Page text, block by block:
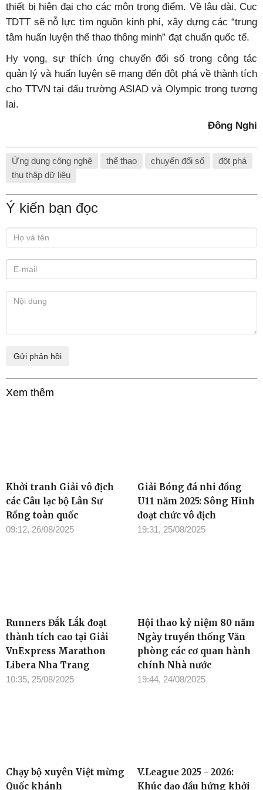
thiết bị hiện đại cho các môn trọng điểm. Về lâu dài, Cục
TDTT sẽ nỗ lực tìm nguồn kinh phí, xây dựng các “trung
tâm huấn luyện thể thao thông minh” đạt chuẩn quốc tế.
Hy vọng, sự thích ứng chuyển đổi số trong công tác
quản lý và huấn luyện sẽ mang đến đột phá về thành tích
cho TTVN tại đấu trường ASIAD và Olympic trong tương
lai.
Đông Nghi
Ứng dụng công nghệ thể thao chuyển đổi số
đột phá
thu thập dữ liệu
Ý kiến bạn đọc
Xem thêm
Khởi tranh Giải vô địch
các Câu lạc bộ Lân Sư
Rồng toàn quốc
09:12, 26/08/2025
Giải Bóng đá nhi đồng
U11 năm 2025: Sông Hinh
đoạt chức vô địch
19:31, 25/08/2025
Runners Đắk Lắk đoạt
thành tích cao tại Giải
VnExpress Marathon
Libera Nha Trang
10:35, 25/08/2025
Hội thao kỷ niệm 80 năm
Ngày truyền thống Văn
phòng các cơ quan hành
chính Nhà nước
19:44, 24/08/2025
Chạy bộ xuyên Việt mừng
Quốc khánh
V.League 2025 - 2026:
Khúc dạo đầu hứng khởi